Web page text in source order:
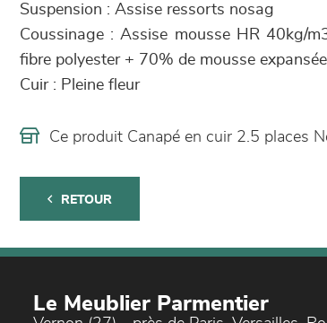
Suspension : Assise ressorts nosag
Coussinage : Assise mousse HR 40kg/
fibre polyester + 70% de mousse
Cuir : Pleine fleur
Ce produit Canapé en cuir 2.5 places
RETOUR
Le Meublier Parmentier